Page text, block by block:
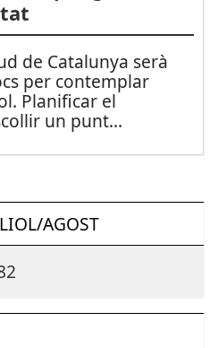
de Catalunya serà
per contemplar
Planificar el
un punt...
AGOST